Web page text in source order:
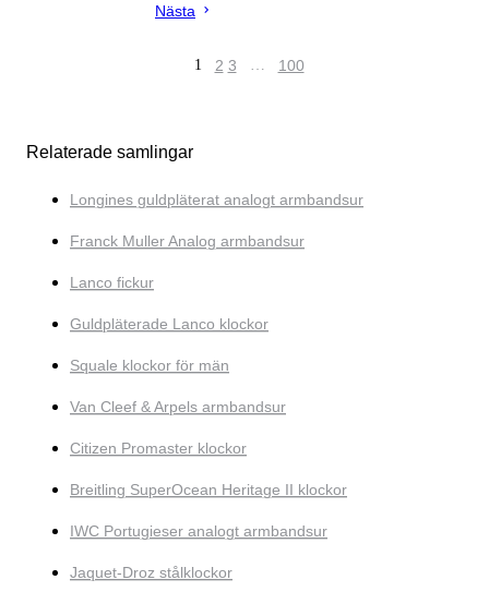
Nästa
1 2 3 … 100
Relaterade samlingar
Longines guldpläterat analogt armbandsur
Franck Muller Analog armbandsur
Lanco fickur
Guldpläterade Lanco klockor
Squale klockor för män
Van Cleef & Arpels armbandsur
Citizen Promaster klockor
Breitling SuperOcean Heritage II klockor
IWC Portugieser analogt armbandsur
Jaquet-Droz stålklockor